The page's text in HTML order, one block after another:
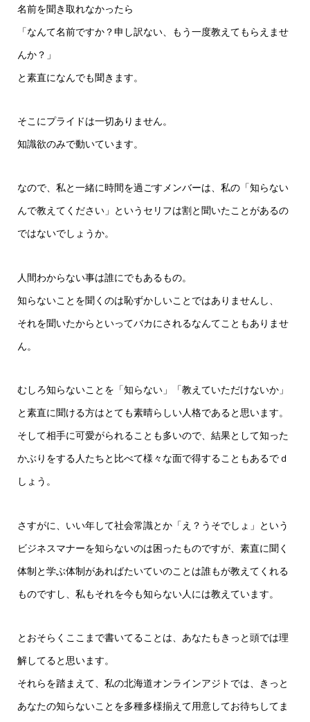
名前を聞き取れなかったら
「なんて名前ですか？申し訳ない、もう一度教えてもらえませ
んか？」
と素直になんでも聞きます。
そこにプライドは一切ありません。
知識欲のみで動いています。
なので、私と一緒に時間を過ごすメンバーは、私の「知らない
んで教えてください」というセリフは割と聞いたことがあるの
ではないでしょうか。
人間わからない事は誰にでもあるもの。
知らないことを聞くのは恥ずかしいことではありませんし、
それを聞いたからといってバカにされるなんてこともありませ
ん。
むしろ知らないことを「知らない」「教えていただけないか」
と素直に聞ける方はとても素晴らしい人格であると思います。
そして相手に可愛がられることも多いので、結果として知った
かぶりをする人たちと比べて様々な面で得することもあるでｄ
しょう。
さすがに、いい年して社会常識とか「え？うそでしょ」という
ビジネスマナーを知らないのは困ったものですが、素直に聞く
体制と学ぶ体制があればたいていのことは誰もが教えてくれる
ものですし、私もそれを今も知らない人には教えています。
とおそらくここまで書いてることは、あなたもきっと頭では理
解してると思います。
それらを踏まえて、私の北海道オンラインアジトでは、きっと
あなたの知らないことを多種多様揃えて用意してお待ちしてま